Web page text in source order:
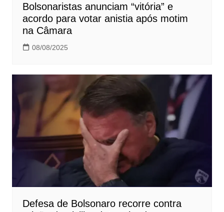
Bolsonaristas anunciam “vitória” e
acordo para votar anistia após motim
na Câmara
08/08/2025
Defesa de Bolsonaro recorre contra